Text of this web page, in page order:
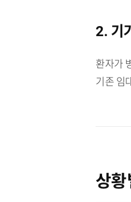
2. 기
환자가
기존 임
상황